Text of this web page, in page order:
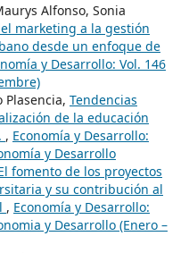
Alfonso, Sonia
marketing a la gestión
desde un enfoque de
y Desarrollo: Vol. 146
Plasencia, Tendencias
de la educación
, Economía y Desarrollo:
y Desarrollo
fomento de los proyectos
y su contribución al
, Economía y Desarrollo:
y Desarrollo (Enero –